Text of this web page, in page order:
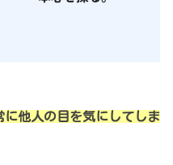
他人の目を気にしてしま